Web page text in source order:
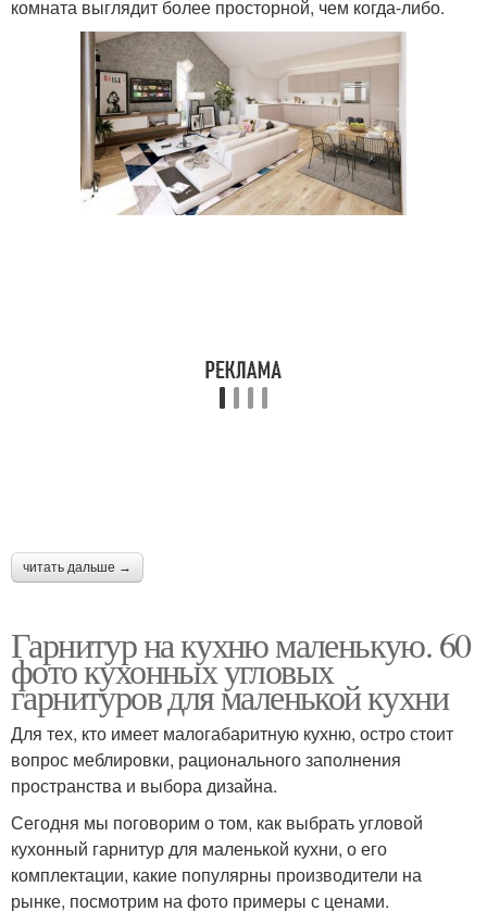
комната выглядит более просторной, чем когда-либо.
читать дальше →
Гарнитур на кухню маленькую. 60
фото кухонных угловых
гарнитуров для маленькой кухни
Для тех, кто имеет малогабаритную кухню, остро стоит
вопрос меблировки, рационального заполнения
пространства и выбора дизайна.
Сегодня мы поговорим о том, как выбрать угловой
кухонный гарнитур для маленькой кухни, о его
комплектации, какие популярны производители на
рынке, посмотрим на фото примеры с ценами.